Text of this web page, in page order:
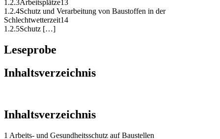
1.2.1Tagesunterkünfte9
1.2.2Persönliche Witterungsschutzausrüstung10
1.2.3Arbeitsplätze13
1.2.4Schutz und Verarbeitung von Baustoffen in der
1.2.5Schutz […]
Leseprobe
Inhaltsverzeichnis